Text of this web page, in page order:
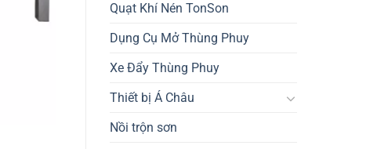
Quạt Khí Nén TonSon
Dụng Cụ Mở Thùng Phuy
Xe Đẩy Thùng Phuy
Thiết bị Á Châu
Nồi trộn sơn